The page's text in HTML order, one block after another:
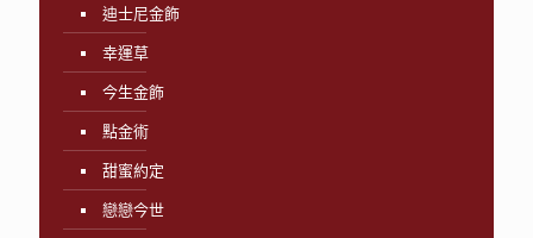
迪士尼金飾
幸運草
今生金飾
點金術
甜蜜約定
戀戀今世